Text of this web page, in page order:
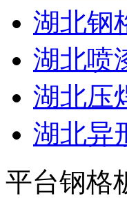
湖北钢
湖北喷
湖北压
湖北异
平台钢格